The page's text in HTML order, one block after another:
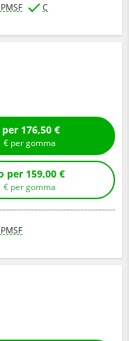
C
Compra con montaggio per 176,50 €
€ per gomma
Compra senza montaggio per 159,00 €
€ per gomma